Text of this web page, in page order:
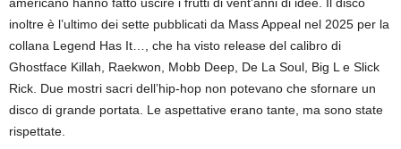
americano hanno fatto uscire i frutti di vent’anni di idee. Il disco
inoltre è l’ultimo dei sette pubblicati da Mass Appeal nel 2025 per la
collana Legend Has It…, che ha visto release del calibro di
Ghostface Killah, Raekwon, Mobb Deep, De La Soul, Big L e Slick
Rick. Due mostri sacri dell’hip-hop non potevano che sfornare un
disco di grande portata. Le aspettative erano tante, ma sono state
rispettate.